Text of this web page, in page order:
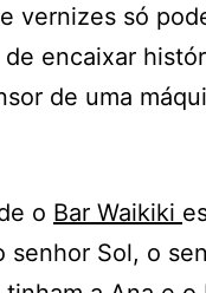
vernizes só
encaixar
de uma
o Bar Waikiki
senhor Sol, o